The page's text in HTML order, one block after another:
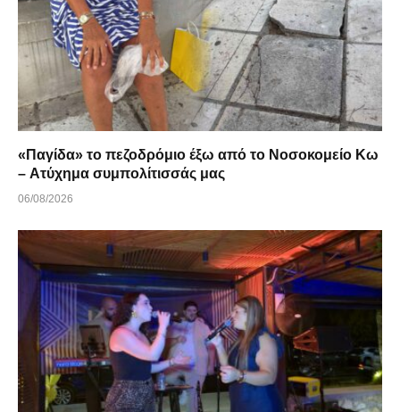
«Παγίδα» το πεζοδρόμιο έξω από το Νοσοκομείο Κω
– Ατύχημα συμπολίτισσάς μας
06/08/2026